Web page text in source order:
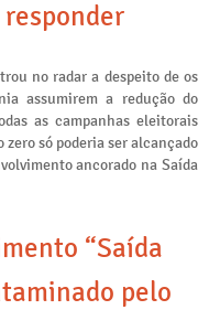
no radar a despeito de os
assumirem a redução do
as campanhas eleitorais
só poderia ser alcançado
ancorado na Saída
“Saída
pelo